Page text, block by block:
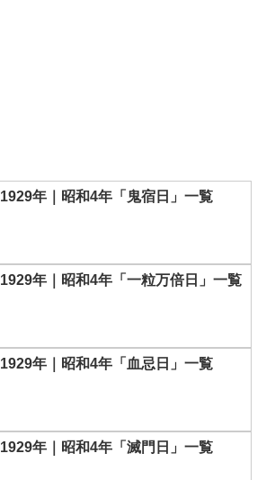
1929年｜昭和4年「鬼宿日」一覧
1929年｜昭和4年「一粒万倍日」一覧
1929年｜昭和4年「血忌日」一覧
1929年｜昭和4年「滅門日」一覧